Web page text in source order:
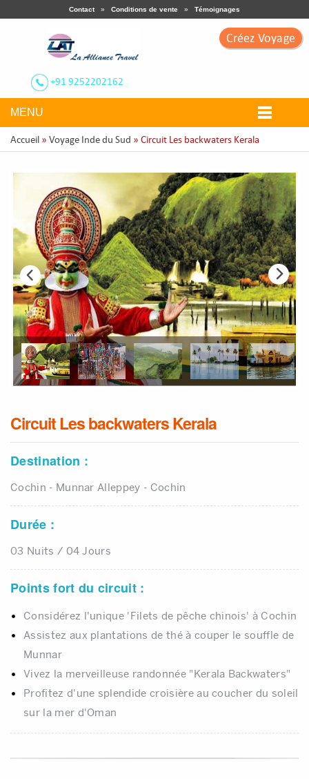
Contact» Conditions de vente » Témoignages
Créez Voyage
+91 9252202162
MENU
Voyage Thématique
Ville Touristiques
Circuit Sur Mesure
Infos Pratiques
Qui Sommes Nous
Témoignages
Contact
Accueil » Voyage Inde du Sud » Circuit Les backwaters Kerala
Circuit Les backwaters Kerala
Destination :
Cochin - Munnar Alleppey - Cochin
Durée :
03 Nuits / 04 Jours
Points fort du circuit :
Considérez l'unique 'Filets de pêche chinois' à Cochin
Assistez aux plantations de thé à couper le souffle de
Munnar
Vivez la merveilleuse randonnée "Kerala Backwaters"
Profitez d'une splendide croisière au coucher du soleil
sur la mer d'Oman